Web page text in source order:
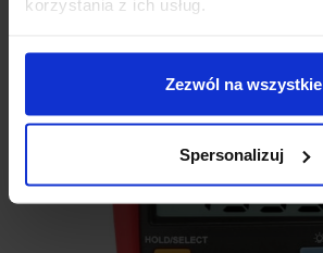
korzystania z ich usług.
Zezwól na wszystkie
Spersonalizuj